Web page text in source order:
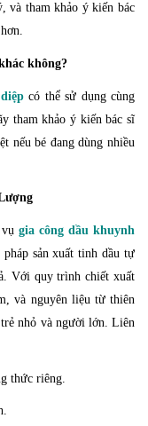
và tham khảo ý kiến bác
không?
có thể sử dụng cùng
tham khảo ý kiến bác sĩ
nếu bé đang dùng nhiều
gia công dầu khuynh
sản xuất tinh dầu tự
Với quy trình chiết xuất
và nguyên liệu từ thiên
trẻ nhỏ và người lớn. Liên
thức riêng.